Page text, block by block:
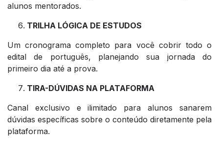
alunos mentorados.
TRILHA LÓGICA DE ESTUDOS
Um cronograma completo para você cobrir todo o
edital de português, planejando sua jornada do
primeiro dia até a prova.
TIRA-DÚVIDAS NA PLATAFORMA
Canal exclusivo e ilimitado para alunos sanarem
dúvidas específicas sobre o conteúdo diretamente pela
plataforma.